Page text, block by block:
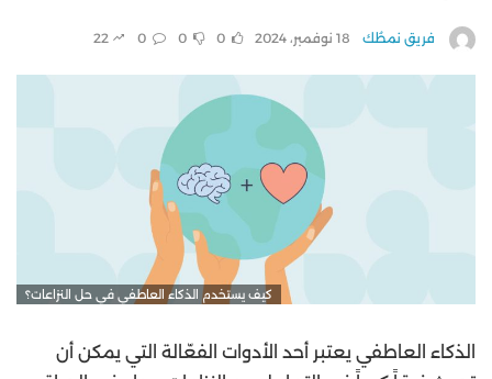
فريق نمطُك 18 نوفمبر، 2024 0
0
0
22
كيف يستخدم الذكاء العاطفي في حل النزاعات؟
الذكاء العاطفي يعتبر أحد الأدوات الفعّالة التي يمكن أن